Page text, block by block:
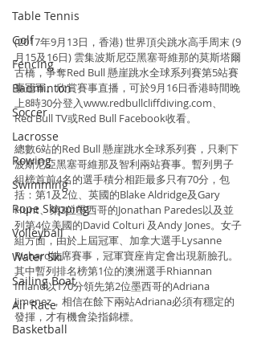
Table Tennis
Golf
Fencing
Badminton
Soccer
Lacrosse
Rowing
Swimming
Rope Skipping
Volleyball
Water Ski
Sailing Boat
Air Race
Basketball
(2017年9月13日，香港) 世界頂尖跳水高手周末 (9
月15及16日) 雲集波斯尼亞黑塞哥維那的莫斯塔爾
古橋，爭奪Red Bull 懸崖跳水全球系列賽第5站賽
事冠軍。欣賞賽事直播，可於9月16日香港時間晚
上8時30分登入www.redbullcliffdiving.com、
Red Bull TV或Red Bull Facebook收看。
總數6站的Red Bull 懸崖跳水全球系列賽，只剩下
波斯尼亞黑塞哥維那及智利兩站賽事。暫列男子
組榜首前4名的選手積分相距最多只有70分，包
括：第1及2位、英國的Blake Aldridge及Gary
Hunt、第3位墨西哥的Jonathan Paredes以及並
列第4位美國的David Colturi 及Andy Jones。女子
組方面，由於上屆冠軍、加拿大選手Lysanne
Richard缺席賽事，冠軍寶座肯定會出現新臉孔。
其中暫列排名榜第1位的澳洲選手Rhiannan
Iffland以170分領先第2位墨西哥的Adriana
Jimenez，相信在餘下兩站Adriana必須有穩定的
發揮，才有機會染指錦標。